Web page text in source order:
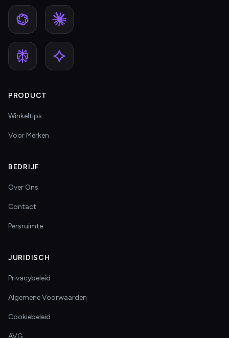
PRODUCT
Winkeltips
Voor Merken
BEDRIJF
Over Ons
Contact
Persruimte
JURIDISCH
Privacybeleid
Algemene Voorwaarden
Cookiebeleid
AVG